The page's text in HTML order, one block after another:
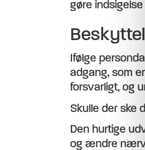
gøre
Ifølge
adgang, som
forsvarligt, og
Skulle der ske
Den hurtige
og ændre